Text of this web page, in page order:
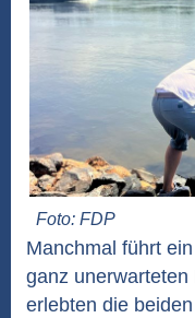
Foto: FDP
Manchmal führt
ganz
erlebten die